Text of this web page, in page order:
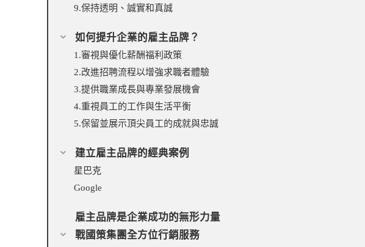
9.保持透明、誠實和真誠
如何提升企業的雇主品牌？
1.審視與優化薪酬福利政策
2.改進招聘流程以增強求職者體驗
3.提供職業成長與專業發展機會
4.重視員工的工作與生活平衡
5.保留並展示頂尖員工的成就與忠誠
建立雇主品牌的經典案例
星巴克
Google
雇主品牌是企業成功的無形力量
戰國策集團全方位行銷服務